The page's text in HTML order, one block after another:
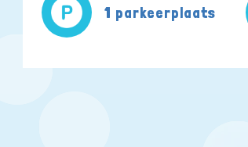
1 parkeerplaats